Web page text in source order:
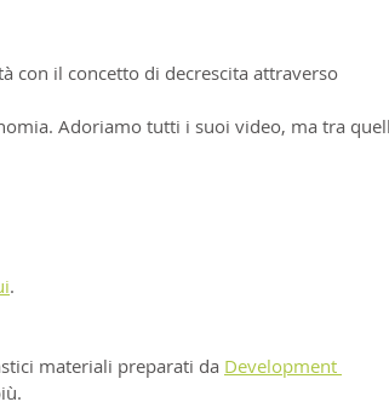
con il concetto di decrescita attraverso
Adoriamo tutti i suoi video, ma tra
.
materiali preparati da Development